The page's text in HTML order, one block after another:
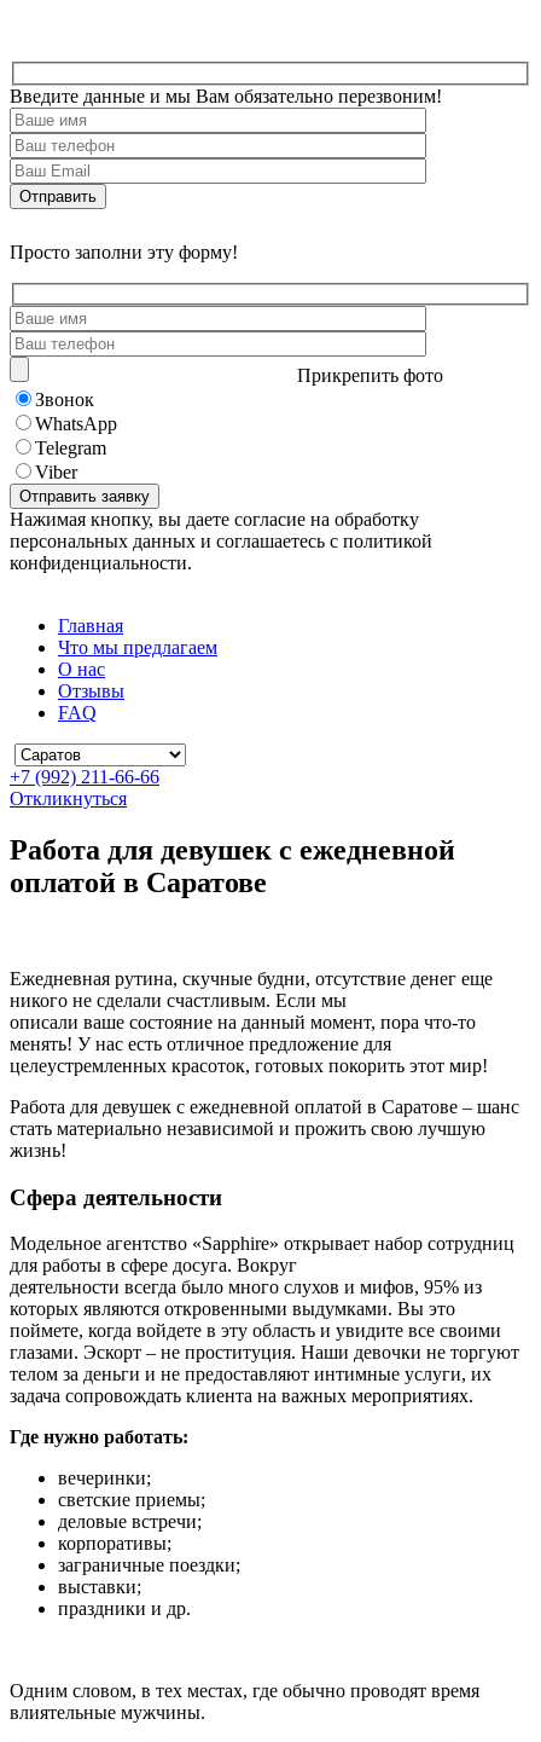
Введите данные и мы Вам обязательно перезвоним!
Просто заполни эту форму!
Прикрепить фото
Звонок
WhatsApp
Telegram
Viber
Нажимая кнопку, вы даете согласие на обработку
персональных данных и соглашаетесь с политикой
конфиденциальности.
Главная
Что мы предлагаем
О нас
Отзывы
FAQ
+7 (992) 211-66-66
Откликнуться
Работа для девушек с ежедневной
оплатой в Саратове
Ежедневная рутина, скучные будни, отсутствие денег еще
никого не сделали счастливым. Если мы
описали ваше состояние на данный момент, пора что-то
менять! У нас есть отличное предложение для
целеустремленных красоток, готовых покорить этот мир!
Работа для девушек с ежедневной оплатой в Саратове – шанс
стать материально независимой и прожить свою лучшую
жизнь!
Сфера деятельности
Модельное агентство «Sapphire» открывает набор сотрудниц
для работы в сфере досуга. Вокруг
деятельности всегда было много слухов и мифов, 95% из
которых являются откровенными выдумками. Вы это
поймете, когда войдете в эту область и увидите все своими
глазами. Эскорт – не проституция. Наши девочки не торгуют
телом за деньги и не предоставляют интимные услуги, их
задача сопровождать клиента на важных мероприятиях.
Где нужно работать:
вечеринки;
светские приемы;
деловые встречи;
корпоративы;
заграничные поездки;
выставки;
праздники и др.
Одним словом, в тех местах, где обычно проводят время
влиятельные мужчины.